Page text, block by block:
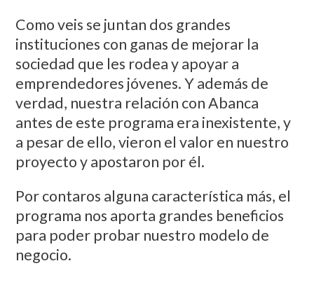
Como veis se juntan dos grandes
instituciones con ganas de mejorar la
sociedad que les rodea y apoyar a
emprendedores jóvenes. Y además de
verdad, nuestra relación con Abanca
antes de este programa era inexistente, y
a pesar de ello, vieron el valor en nuestro
proyecto y apostaron por él.
Por contaros alguna característica más, el
programa nos aporta grandes beneficios
para poder probar nuestro modelo de
negocio.